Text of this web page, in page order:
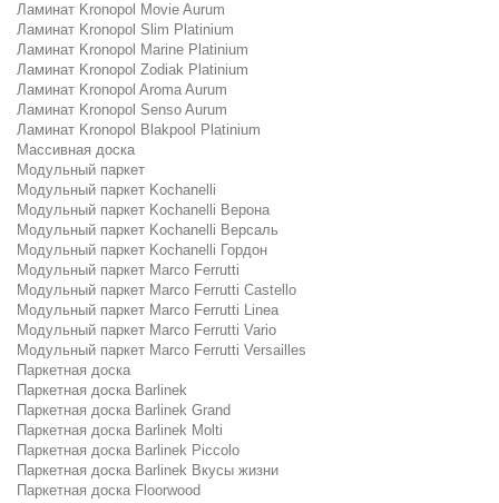
Ламинат Kronopol Movie Aurum
Ламинат Kronopol Slim Platinium
Ламинат Kronopol Marine Platinium
Ламинат Kronopol Zodiak Platinium
Ламинат Kronopol Aroma Aurum
Ламинат Kronopol Senso Aurum
Ламинат Kronopol Blakpool Platinium
Массивная доска
Модульный паркет
Модульный паркет Kochanelli
Модульный паркет Kochanelli Верона
Модульный паркет Kochanelli Версаль
Модульный паркет Kochanelli Гордон
Модульный паркет Marco Ferrutti
Модульный паркет Marco Ferrutti Castello
Модульный паркет Marco Ferrutti Linea
Модульный паркет Marco Ferrutti Vario
Модульный паркет Marco Ferrutti Versailles
Паркетная доска
Паркетная доска Barlinek
Паркетная доска Barlinek Grand
Паркетная доска Barlinek Molti
Паркетная доска Barlinek Piccolo
Паркетная доска Barlinek Вкусы жизни
Паркетная доска Floorwood